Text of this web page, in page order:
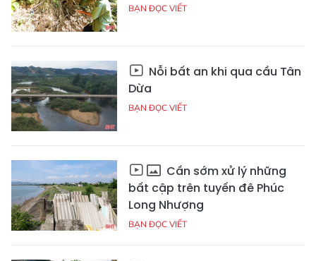
BẠN ĐỌC VIẾT
Nỗi bất an khi qua cầu Tân
Dừa
BẠN ĐỌC VIẾT
Cần sớm xử lý những
bất cập trên tuyến đê Phúc
Long Nhượng
BẠN ĐỌC VIẾT